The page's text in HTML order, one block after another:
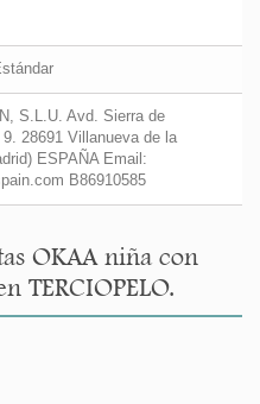
S.L.U. Avd. Sierra de
28691 Villanueva de la
ESPAÑA Email:
B86910585
OKAA niña con
TERCIOPELO.